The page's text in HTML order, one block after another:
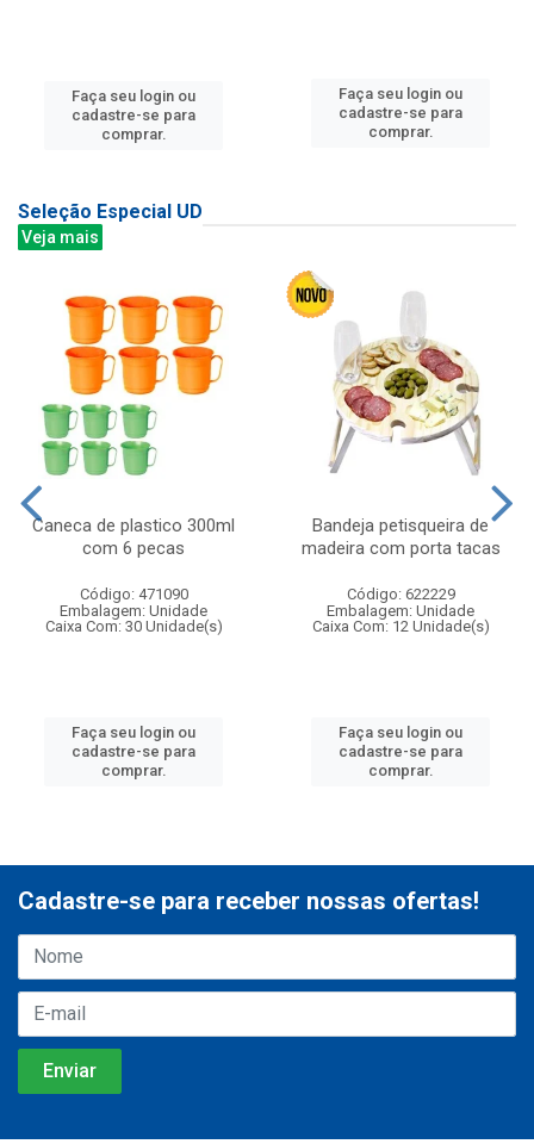
Faça seu login ou
cadastre-se para
comprar.
Faça seu login ou
cadastre-se para
comprar.
Seleção Especial UD
Veja mais
Caneca de plastico 300ml
com 6 pecas
Código: 471090
Embalagem: Unidade
Caixa Com: 30 Unidade(s)
Faça seu login ou
cadastre-se para
comprar.
Bandeja petisqueira de
madeira com porta tacas
Código: 622229
Embalagem: Unidade
Caixa Com: 12 Unidade(s)
Faça seu login ou
cadastre-se para
comprar.
Cadastre-se para receber nossas ofertas!